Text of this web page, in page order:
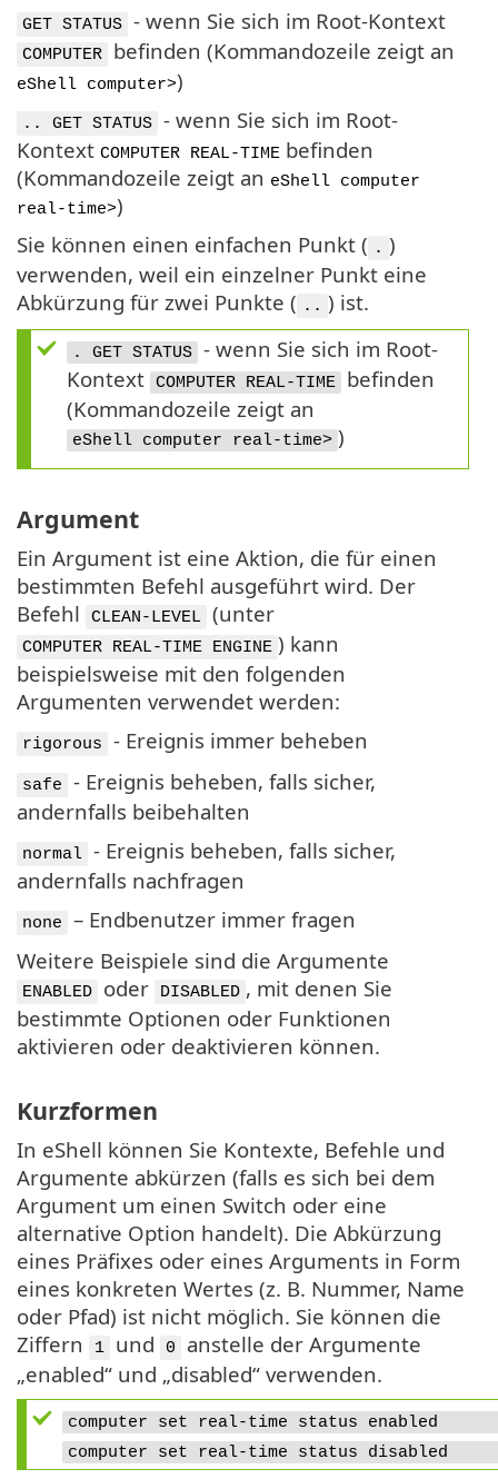
GET STATUS - wenn Sie sich im Root-Kontext
COMPUTER befinden (Kommandozeile zeigt an
eShell computer>)
.. GET STATUS
- wenn Sie sich im Root-
Kontext COMPUTER REAL-TIME befinden
(Kommandozeile zeigt an eShell computer
real-time>)
Sie können einen einfachen Punkt ( . )
verwenden, weil ein einzelner Punkt eine
Abkürzung für zwei Punkte ( .. ) ist.
. GET STATUS
- wenn Sie sich im Root-
Kontext
COMPUTER REAL-TIME
befinden
(Kommandozeile zeigt an
eShell computer real-time> )
Argument
Ein Argument ist eine Aktion, die für einen
bestimmten Befehl ausgeführt wird. Der
Befehl
CLEAN-LEVEL (unter
COMPUTER REAL-TIME ENGINE ) kann
beispielsweise mit den folgenden
Argumenten verwendet werden:
rigorous - Ereignis immer beheben
safe
- Ereignis beheben, falls sicher,
andernfalls beibehalten
normal
- Ereignis beheben, falls sicher,
andernfalls nachfragen
none
– Endbenutzer immer fragen
Weitere Beispiele sind die Argumente
ENABLED oder DISABLED , mit denen Sie
bestimmte Optionen oder Funktionen
aktivieren oder deaktivieren können.
Kurzformen
In eShell können Sie Kontexte, Befehle und
Argumente abkürzen (falls es sich bei dem
Argument um einen Switch oder eine
alternative Option handelt). Die Abkürzung
eines Präfixes oder eines Arguments in Form
eines konkreten Wertes (z. B. Nummer, Name
oder Pfad) ist nicht möglich. Sie können die
Ziffern
1 und 0
anstelle der Argumente
„enabled“ und „disabled“ verwenden.
computer set real-time status
computer set real-time status